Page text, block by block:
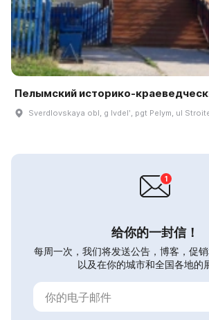
Пелымский историко-
Sverdlovskaya obl, g Ivdelʹ, pgt Pelym, ul
给你的一封信！
每周一次，我们将发送公告，博客，促销
以及在你的城市和全国各地的